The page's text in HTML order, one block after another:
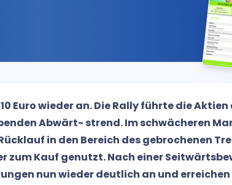
Euro wieder an. Die Rally führte die
Abwärt- strend. Im schwächeren
in den Bereich des gebrochenen
zum Kauf genutzt. Nach einer
nun wieder deutlich an und